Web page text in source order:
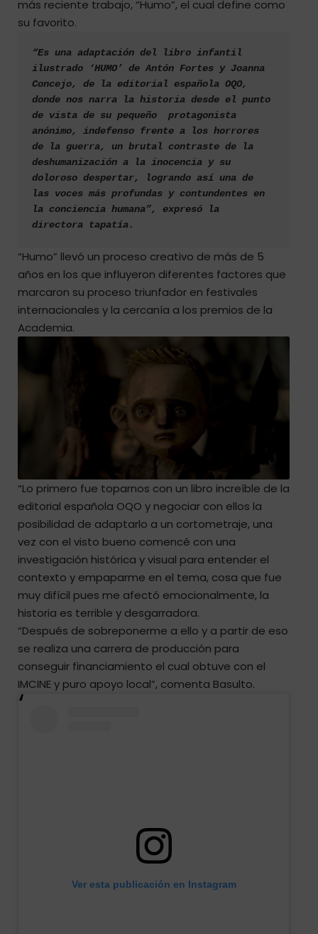
más reciente trabajo, “Humo”, el cual define como
su favorito.
“Es una adaptación del libro infantil
ilustrado ‘HUMO’ de Antón Fortes y Joanna
Concejo, de la editorial española OQO,
donde nos narra la historia desde el punto
de vista de su pequeño  protagonista
anónimo, indefenso frente a los horrores
de la guerra, un brutal contraste de la
deshumanización a la inocencia y su
doloroso despertar, logrando así una de
las voces más profundas y contundentes en
la conciencia humana”, expresó la
directora tapatía.
“Humo” llevó un proceso creativo de más de 5
años en los que influyeron diferentes factores que
marcaron su proceso triunfador en festivales
internacionales y la cercanía a los premios de la
Academia.
“Lo primero fue toparnos con un libro increíble de la
editorial española OQO y negociar con ellos la
posibilidad de adaptarlo a un cortometraje, una
vez con el visto bueno comencé con una
investigación histórica y visual para entender el
contexto y empaparme en el tema, cosa que fue
muy difícil pues me afectó emocionalmente, la
historia es terrible y desgarradora.
“Después de sobreponerme a ello y a partir de eso
se realiza una carrera de producción para
conseguir financiamiento el cual obtuve con el
IMCINE y puro apoyo local”, comenta Basulto.
Ver esta publicación en Instagram